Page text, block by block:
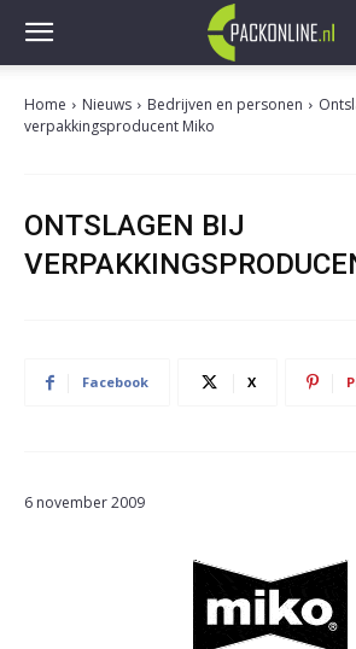
Home Nieuws Bedrijven en personen
verpakkingsproducent Miko
ONTSLAGEN BIJ
Facebook X
6 november 2009